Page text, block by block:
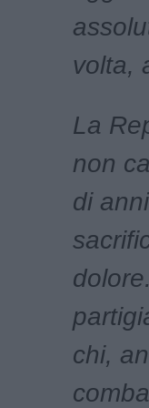
volta,
La
non
di
chi,